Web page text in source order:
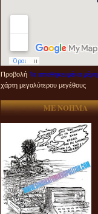
Προβολή Τα αποθηκευμένα
χάρτη μεγαλύτερου μεγέθους
ME NOHMA